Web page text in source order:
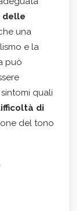
delle
una
e la
può
quali
di
del tono